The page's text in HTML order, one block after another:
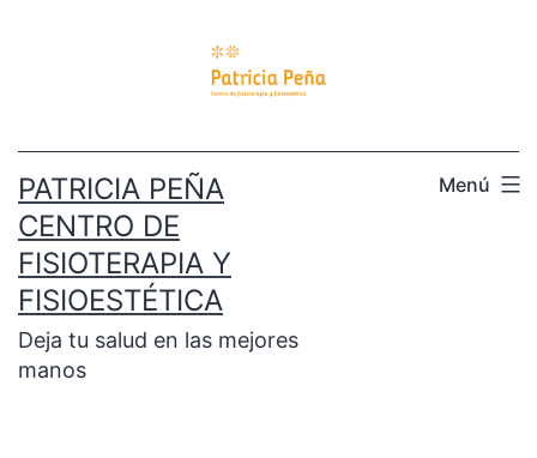
PATRICIA PEÑA
CENTRO DE
FISIOTERAPIA Y
FISIOESTÉTICA
Deja tu salud en las mejores
manos
Menú